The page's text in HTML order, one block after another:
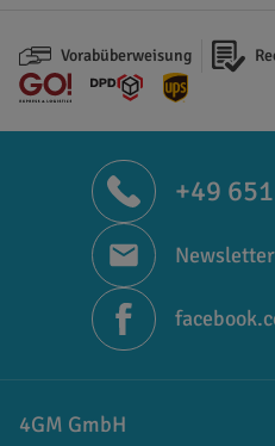
Vorabüberweisung
+49
4GM GmbH